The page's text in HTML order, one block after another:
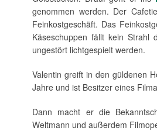
genommen werden. Der
Feinkostgeschäft. Das
Käseschuppen fällt kein Strahl
ungestört lichtgespielt werden.
Valentin greift in den güldenen
Jahre und ist Besitzer eines
Dann macht er die
Weltmann und außerdem